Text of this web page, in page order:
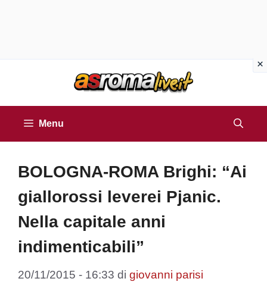
Menu
BOLOGNA-ROMA Brighi: “Ai
giallorossi leverei Pjanic.
Nella capitale anni
indimenticabili”
20/11/2015 - 16:33 di giovanni parisi